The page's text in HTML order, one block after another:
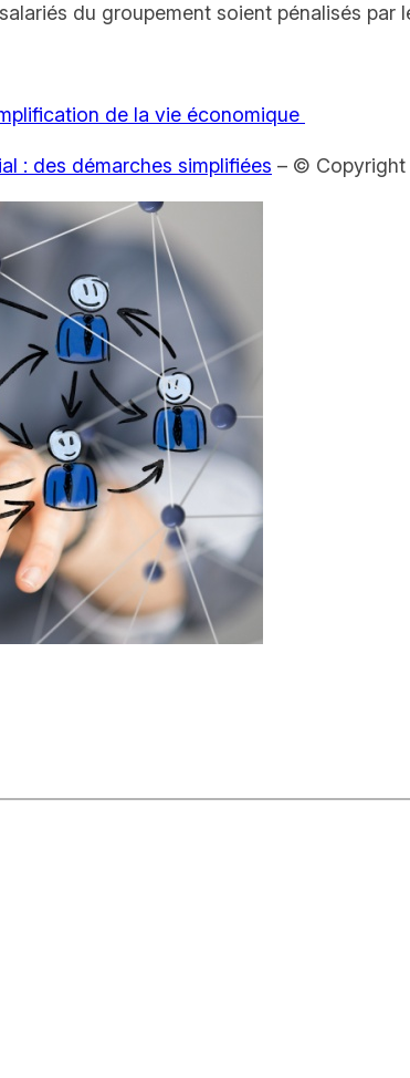
du groupement soient pénalisés par
de la vie économique
: des démarches simplifiées – © Copyright